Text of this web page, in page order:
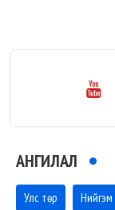
АНГИЛАЛ
Улс төр Нийгэм